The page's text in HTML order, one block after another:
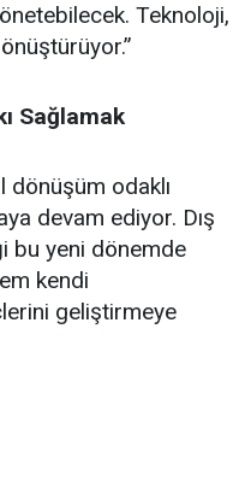
Teknoloji,
Sağlamak
dönüşüm odaklı
devam ediyor. Dış
bu yeni dönemde
kendi
geliştirmeye